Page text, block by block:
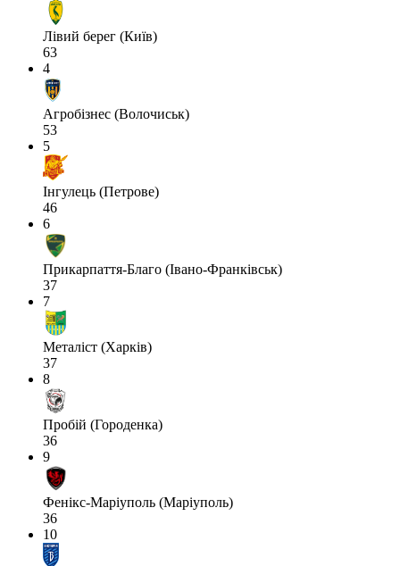
Лівий берег (Київ)
63
4
Агробізнес (Волочиськ)
53
5
Інгулець (Петрове)
46
6
Прикарпаття-Благо (Івано-Франківськ)
37
7
Металіст (Харків)
37
8
Пробій (Городенка)
36
9
Фенікс-Маріуполь (Маріуполь)
36
10